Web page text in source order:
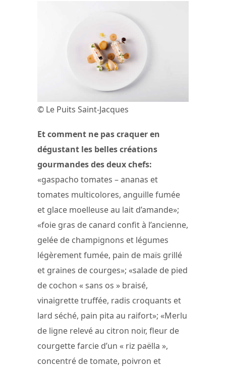
© Le Puits Saint-Jacques
Et comment ne pas craquer en
dégustant les belles créations
gourmandes des deux chefs:
«gaspacho tomates – ananas et
tomates multicolores, anguille fumée
et glace moelleuse au lait d’amande»;
«foie gras de canard confit à l’ancienne,
gelée de champignons et légumes
légèrement fumée, pain de maïs grillé
et graines de courges»; «salade de pied
de cochon « sans os » braisé,
vinaigrette truffée, radis croquants et
lard séché, pain pita au raifort»; «Merlu
de ligne relevé au citron noir, fleur de
courgette farcie d’un « riz paëlla »,
concentré de tomate, poivron et